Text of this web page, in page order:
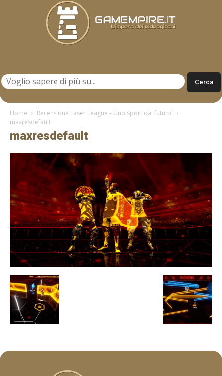
Home
Recensione Laser League – Uno sport dal futuro!
maxresdefault
maxresdefault